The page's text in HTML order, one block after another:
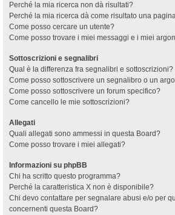
Perché la mia ricerca non dà risultati?
Perché la mia ricerca dà come risultato una
Come posso cercare un utente?
Come posso trovare i miei messaggi e i miei
Sottoscrizioni e segnalibri
Qual è la differenza fra segnalibri e sottoscrizioni?
Come posso sottoscrivere un segnalibro o un
Come posso sottoscrivere un forum specifico?
Come cancello le mie sottoscrizioni?
Allegati
Quali allegati sono ammessi in questa Board?
Come posso trovare i miei allegati?
Informazioni su phpBB
Chi ha scritto questo programma?
Perché la caratteristica X non è disponibile?
Chi devo contattare per segnalare abusi e/o per
concernenti questa Board?